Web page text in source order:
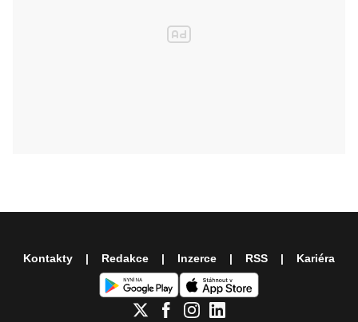
Kontakty Redakce Inzerce RSS Kariéra